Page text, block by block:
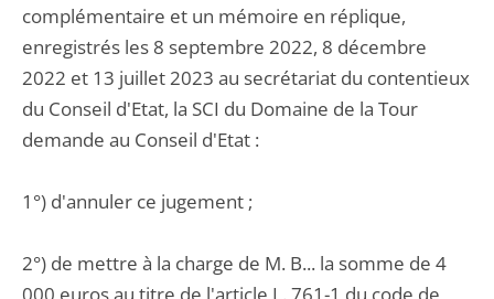
complémentaire et un mémoire en réplique,
enregistrés les 8 septembre 2022, 8 décembre
2022 et 13 juillet 2023 au secrétariat du contentieux
du Conseil d'Etat, la SCI du Domaine de la Tour
demande au Conseil d'Etat :
1°) d'annuler ce jugement ;
2°) de mettre à la charge de M. B... la somme de 4